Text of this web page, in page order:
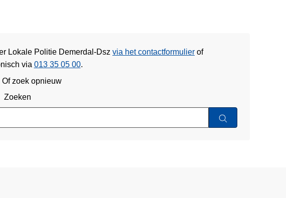
Lokale Politie Demerdal-Dsz via het contactformulier of
via 013 35 05 00.
Of zoek opnieuw
Zoeken